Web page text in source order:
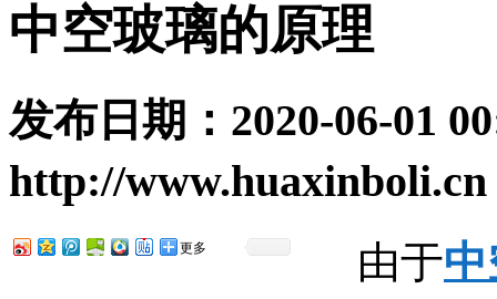
中空玻璃的原理
发布日期： 2020-06-01
http://www.huaxinboli.cn
更多 由于